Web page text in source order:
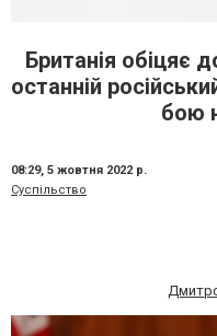
Британія обіцяє
останній
бою
08:29, 5 жовтня 2022 р.
Суспільство